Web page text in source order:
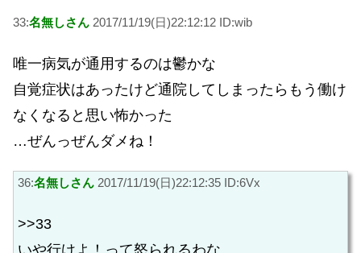
33:名無しさん 2017/11/19(日)22:12:12 ID:wib
唯一病気が通用するのは鬱かな
自覚症状はあったけど通院してしまったらもう働け
なくなると思い怖かった
…ぜんっぜんダメね！
36:名無しさん 2017/11/19(日)22:12:35 ID:6Vx
>>33